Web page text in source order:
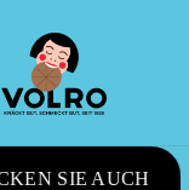
SIE AUCH